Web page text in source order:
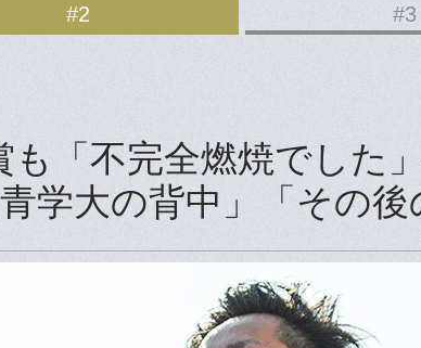
#2 #3
「不完全燃焼でした
学大の背中」「その後